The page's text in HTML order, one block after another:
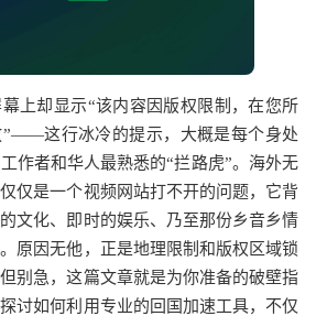
上却显示“该内容因版权限制，在您所
”——这行冰冷的提示，大概是每个身处
作者和华人最熟悉的“拦路虎”。海外无
仅是一个视频网站打不开的问题，它背
文化、即时的娱乐、乃至那份乡音乡情
原因无他，正是地理限制和版权区域锁
别急，这篇文章就是为你准备的破壁指
讨如何利用专业的回国加速工具，不仅